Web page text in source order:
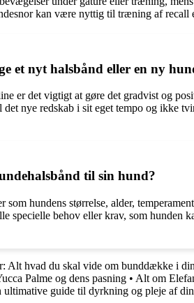
kan være nyttig til træning af
et nyt halsbånd eller en ny
er det vigtigt at gøre det gradvist og
nye redskab i sit eget tempo og ikke
til sin hund?
hundens størrelse, alder,
specielle behov eller krav, som hunden
Alt hvad du skal vide om bunddække i
Palme og dens pasning • Alt om
ultimative guide til dyrkning og pleje af